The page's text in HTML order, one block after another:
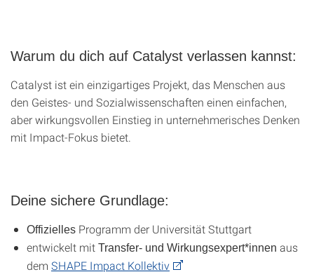
Warum du dich auf Catalyst verlassen kannst:
Catalyst ist ein einzigartiges Projekt, das Menschen aus
den Geistes- und Sozialwissenschaften einen einfachen,
aber wirkungsvollen Einstieg in unternehmerisches Denken
mit Impact-Fokus bietet.
Deine sichere Grundlage:
Offizielles Programm der Universität Stuttgart
entwickelt mit Transfer- und Wirkungsexpert*innen aus
dem SHAPE Impact Kollektiv